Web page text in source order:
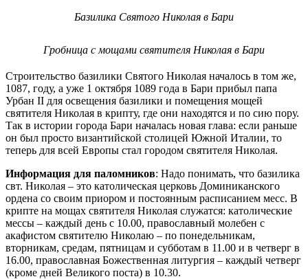
Базилика Святого Николая в Бари
Гробница с мощами святителя Николая в Бари
Строительство базилики Святого Николая началось в том же,
1087, году, а уже 1 октября 1089 года в Бари прибыл папа
Урбан II для освещения базилики и помещения мощей
святителя Николая в крипту, где они находятся и по сию пору.
Так в истории города Бари началась новая глава: если раньше
он был просто византийской столицей Южной Италии, то
теперь для всей Европы стал городом святителя Николая.
Информация для паломников: Надо понимать, что базилика
свт. Николая – это католическая церковь Доминиканского
ордена со своим приором и постоянным расписанием месс. В
крипте на мощах святителя Николая служатся: католические
мессы – каждый день с 10.00, православный молебен с
акафистом святителю Николаю – по понедельникам,
вторникам, средам, пятницам и субботам в 11.00 и в четверг в
16.00, православная Божественная литургия – каждый четверг
(кроме дней Великого поста) в 10.30.